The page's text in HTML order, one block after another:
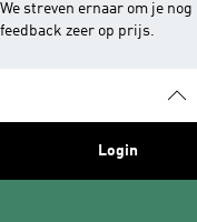
We streven ernaar om je
feedback zeer op prijs.
Login